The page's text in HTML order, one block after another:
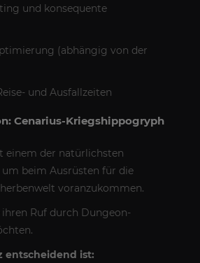
und konsequente
(abhängig von der
und Ausfallzeiten
Cenarius-Kriegshippogryph
einem der natürlichsten
beim Ausrüsten für die
voranzukommen.
ihren Ruf durch Dungeon-
entscheidend ist: